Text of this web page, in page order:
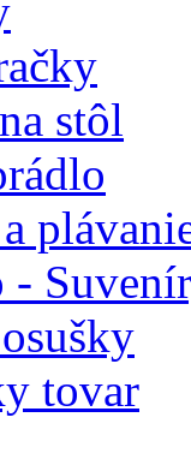
stôl
-
tovar